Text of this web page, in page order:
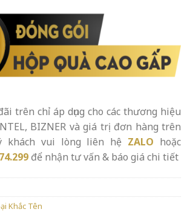
trên chỉ áp dụng cho các thương hiệu
BIZNER và giá trị đơn hàng trên
khách vui lòng liên hệ ZALO hoặc
để nhận tư vấn & báo giá chi tiết
Khắc Tên